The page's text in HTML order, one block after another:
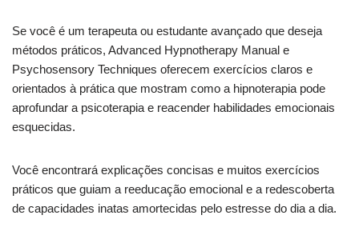
Se você é um terapeuta ou estudante avançado que deseja
métodos práticos, Advanced Hypnotherapy Manual e
Psychosensory Techniques oferecem exercícios claros e
orientados à prática que mostram como a hipnoterapia pode
aprofundar a psicoterapia e reacender habilidades emocionais
esquecidas.
Você encontrará explicações concisas e muitos exercícios
práticos que guiam a reeducação emocional e a redescoberta
de capacidades inatas amortecidas pelo estresse do dia a dia.